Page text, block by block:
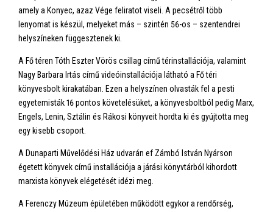
amely a Konyec, azaz Vége feliratot viseli. A pecsétről több
lenyomat is készül, melyeket más – szintén 56-os – szentendrei
helyszíneken függesztenek ki.
A Fő téren Tóth Eszter Vörös csillag című térinstallációja, valamint
Nagy Barbara Irtás című videóinstallációja látható a Fő téri
könyvesbolt kirakatában. Ezen a helyszínen olvasták fel a pesti
egyetemisták 16 pontos követelésüket, a könyvesboltból pedig Marx,
Engels, Lenin, Sztálin és Rákosi könyveit hordta ki és gyújtotta meg
egy kisebb csoport.
A Dunaparti Művelődési Ház udvarán ef Zámbó István Nyárson
égetett könyvek című installációja a járási könyvtárból kihordott
marxista könyvek elégetését idézi meg.
A Ferenczy Múzeum épületében működött egykor a rendőrség,